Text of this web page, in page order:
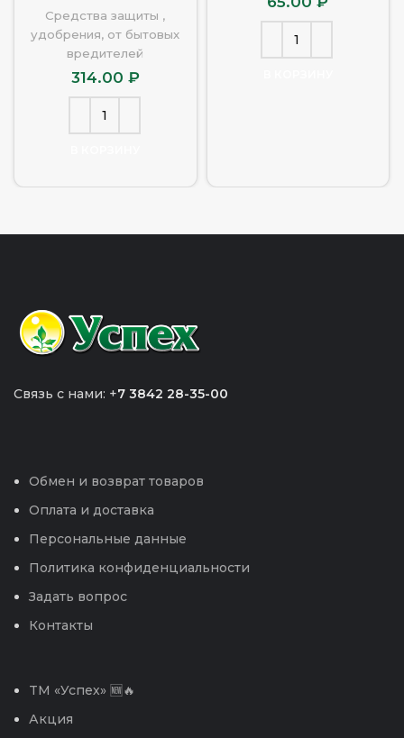
Средства защиты ,
удобрения, от бытовых
вредителей
314.00 ₽
Связь с нами: +7 3842 28-35-00
Обмен и возврат товаров
Оплата и доставка
Персональные данные
Политика конфиденциальности
Задать вопрос
Контакты
TM «Успех» 🆕🔥
Акция